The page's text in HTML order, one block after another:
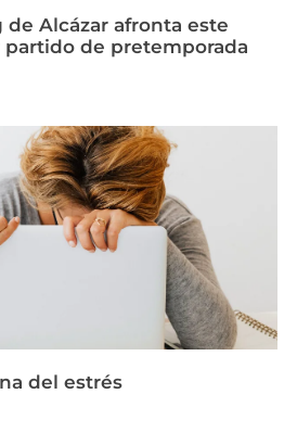
de Alcázar afronta este
de pretemporada
del estrés